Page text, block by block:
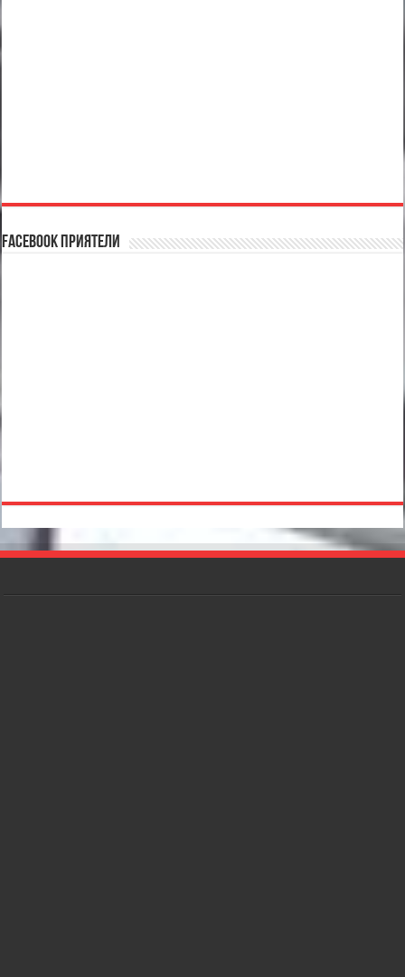
Facebook Приятели